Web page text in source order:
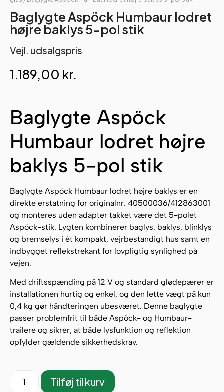
Baglygte Aspöck Humbaur lodret
højre baklys 5-pol stik
Vejl. udsalgspris
1.189,00 kr.
Baglygte Aspöck
Humbaur lodret højre
baklys 5-pol stik
Baglygte Aspöck Humbaur lodret højre baklys er en
direkte erstatning for originalnr. 40500036/412863001
og monteres uden adapter takket være det 5-polet
Aspöck-stik. Lygten kombinerer baglys, baklys, blinklys
og bremselys i ét kompakt, vejrbestandigt hus samt en
indbygget reflekstrekant for lovpligtig synlighed på
vejen.
Med driftsspænding på 12 V og standard glødepærer er
installationen hurtig og enkel, og den lette vægt på kun
0,4 kg gør håndteringen ubesværet. Denne baglygte
passer problemfrit til både Aspöck- og Humbaur-
trailere og sikrer, at både lysfunktion og reflektion
opfylder gældende sikkerhedskrav.
Tilføj til kurv